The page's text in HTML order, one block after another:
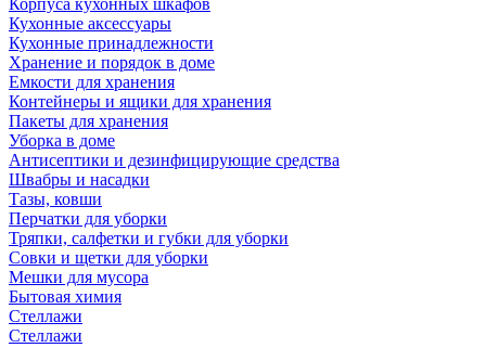
Корпуса кухонных шкафов
Кухонные аксессуары
Кухонные принадлежности
Хранение и порядок в доме
Емкости для хранения
Контейнеры и ящики для хранения
Пакеты для хранения
Уборка в доме
Антисептики и дезинфицирующие средства
Швабры и насадки
Тазы, ковши
Перчатки для уборки
Тряпки, салфетки и губки для уборки
Совки и щетки для уборки
Мешки для мусора
Бытовая химия
Стеллажи
Стеллажи